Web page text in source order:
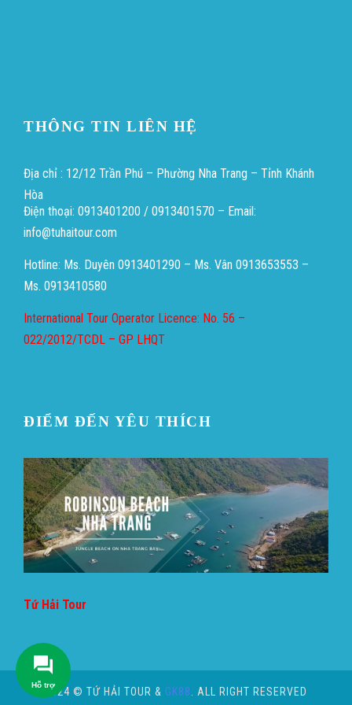
THÔNG TIN LIÊN HỆ
Địa chỉ : 12/12 Trần Phú – Phường Nha Trang – Tỉnh Khánh
Hòa
Điện thoại: 0913401200 / 0913401570 – Email:
info@tuhaitour.com
Hotline: Ms. Duyên 0913401290 – Ms. Vân 0913653553 –
Ms. 0913410580
International Tour Operator Licence: No. 56 –
022/2012/TCDL – GP LHQT
ĐIỂM ĐẾN YÊU THÍCH
Tứ Hải Tour
2024 © TỨ HẢI TOUR & GK88. ALL RIGHT RESERVED
Hỗ trợ